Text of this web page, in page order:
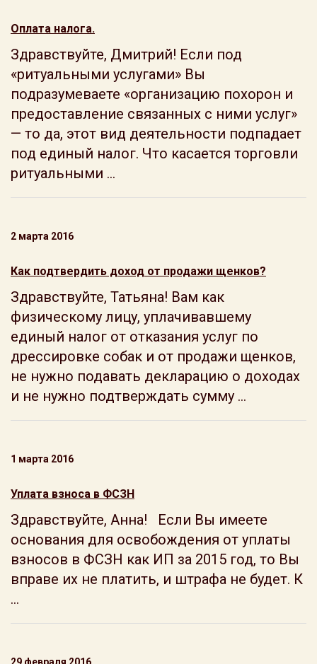
Оплата налога.
Здравствуйте, Дмитрий! Если под
«ритуальными услугами» Вы
подразумеваете «организацию похорон и
предоставление связанных с ними услуг»
— то да, этот вид деятельности подпадает
под единый налог. Что касается торговли
ритуальными ...
2 марта 2016
Как подтвердить доход от продажи щенков?
Здравствуйте, Татьяна! Вам как
физическому лицу, уплачивавшему
единый налог от отказания услуг по
дрессировке собак и от продажи щенков,
не нужно подавать декларацию о доходах
и не нужно подтверждать сумму ...
1 марта 2016
Уплата взноса в ФСЗН
Здравствуйте, Анна! Если Вы имеете
основания для освобождения от уплаты
взносов в ФСЗН как ИП за 2015 год, то Вы
вправе их не платить, и штрафа не будет. К
...